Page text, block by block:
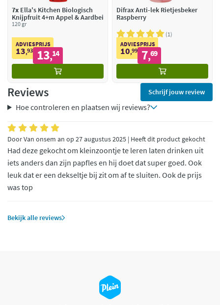
7x Ella's Kitchen Biologisch
Knijpfruit 4+m Appel & Aardbei
120 gr
ADVIESPRIJS
13,93 13,14
Difrax Anti-lek Rietjesbeker
Raspberry
1
ADVIESPRIJS
10,99 7,69
Reviews Schrijf jouw review
Hoe controleren en plaatsen wij reviews?
Door Van onsem an op 27 augustus 2025 | Heeft dit product gekocht
Had deze gekocht om kleinzoontje te leren laten drinken uit
iets anders dan zijn papfles en hij doet dat super goed. Ook
leuk dat er een dekseltje bij zit om af te sluiten. Ook de prijs
was top
Bekijk alle reviews